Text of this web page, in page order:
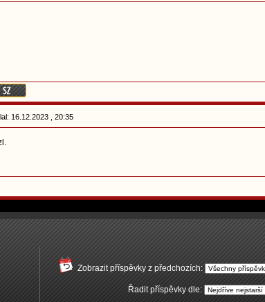
16.12.2023 , 20:35
Zobrazit příspěvky z předchozích:
Řadit příspěvky dle: